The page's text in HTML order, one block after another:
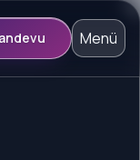
Menü